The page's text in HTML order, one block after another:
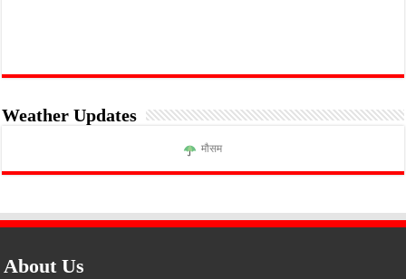
Weather Updates
मौसम
About Us